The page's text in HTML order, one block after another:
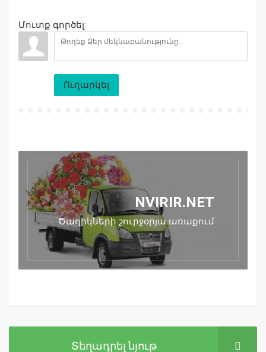
Մուտք գործել:
Ուղարկել
NVIRIR.NET
Ծաղիկների շուրջօրյա առաքում
Տեղադրել նյութ